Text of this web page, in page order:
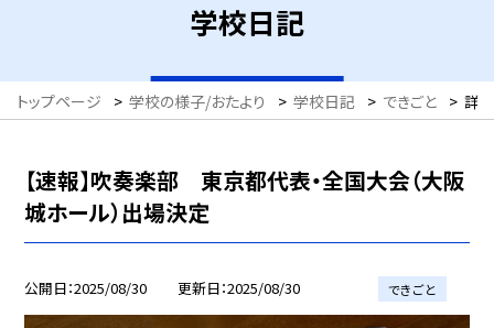
学校日記
トップページ > 学校の様子/おたより > 学校日記 > できごと > 詳細
【速報】吹奏楽部 東京都代表・全国大会（大阪
城ホール）出場決定
公開日 2025/08/30 更新日 2025/08/30 できごと